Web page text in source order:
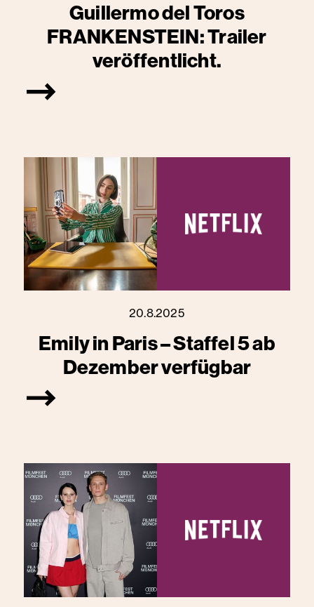
Guillermo del Toros
FRANKENSTEIN: Trailer
veröffentlicht.
20.8.2025
Emily in Paris – Staffel 5 ab
Dezember verfügbar